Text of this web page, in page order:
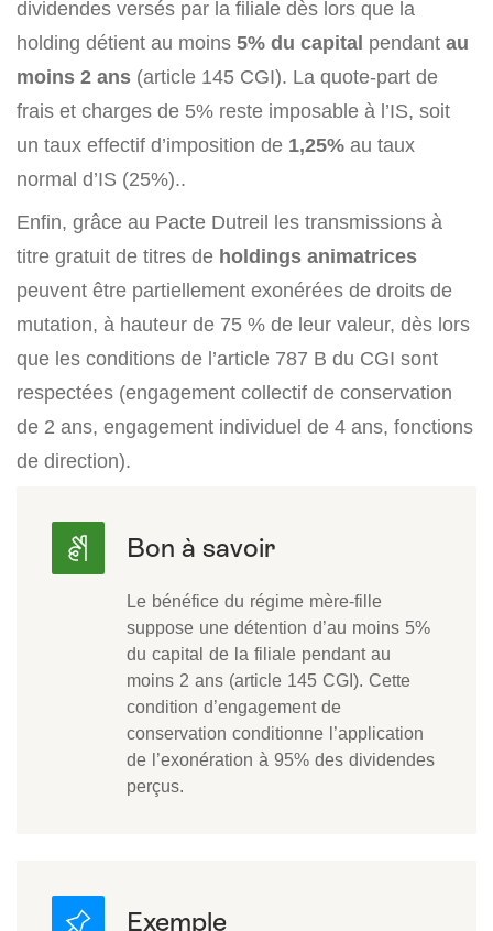
dividendes versés par la filiale dès lors que la
holding détient au moins 5% du capital pendant au
moins 2 ans (article 145 CGI). La quote-part de
frais et charges de 5% reste imposable à l’IS, soit
un taux effectif d’imposition de 1,25% au taux
normal d’IS (25%)..
Enfin, grâce au Pacte Dutreil les transmissions à
titre gratuit de titres de holdings animatrices
peuvent être partiellement exonérées de droits de
mutation, à hauteur de 75 % de leur valeur, dès lors
que les conditions de l’article 787 B du CGI sont
respectées (engagement collectif de conservation
de 2 ans, engagement individuel de 4 ans, fonctions
de direction).
Le bénéfice du régime mère-fille
suppose une détention d’au moins 5%
du capital de la filiale pendant au
moins 2 ans (article 145 CGI). Cette
condition d’engagement de
conservation conditionne l’application
de l’exonération à 95% des dividendes
perçus.